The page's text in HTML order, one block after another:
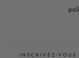
INSCRIVEZ-